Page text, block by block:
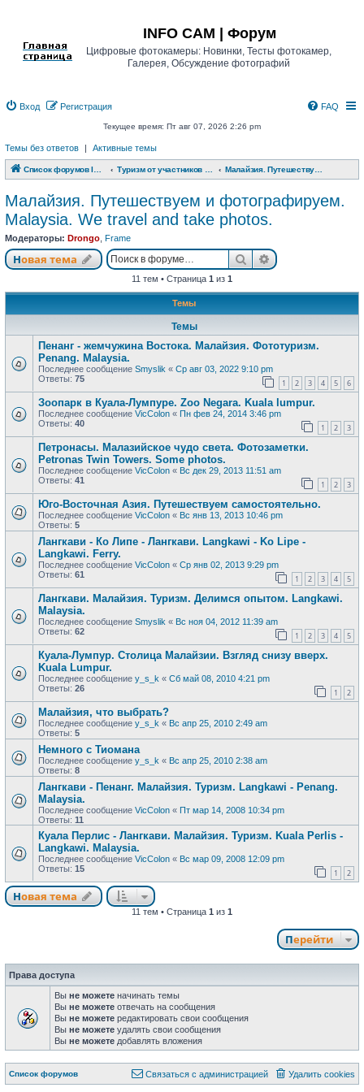
INFO CAM | Форум
Цифровые фотокамеры: Новинки, Тесты фотокамер,
Галерея, Обсуждение фотографий
Вход Регистрация FAQ
Текущее время: Пт авг 07, 2026 2:26 pm
Темы без ответов | Активные темы
Список форумов INFO CAM | Форум
Малайзия. Путешествуем и фотографируем.
Malaysia. We travel and take photos.
Модераторы: Drongo Frame
Новая тема
Новая тема ПоискРасширенный
11 тем • Страница 1 из 1
Темы
Темы
Пенанг - жемчужина Востока. Малайзия. Фототуризм.
Penang. Malaysia.
Последнее сообщение Smyslik « Ср авг 03, 2022 9:10 pm
Ответы: 75 1 2 3 4 5 6
Зоопарк в Куала-Лумпуре. Zoo Negara. Kuala lumpur.
Последнее сообщение VicColon « Пн фев 24, 2014 3:46 pm
Ответы: 40 1 2 3
Петронасы. Малазийское чудо света. Фотозаметки.
Petronas Twin Towers. Some photos.
Последнее сообщение VicColon « Вс дек 29, 2013 11:51 am
Ответы: 41 1 2 3
Юго-Восточная Азия. Путешествуем самостоятельно.
Последнее сообщение VicColon « Вс янв 13, 2013 10:46 pm
Ответы: 5
Лангкави - Ко Липе - Лангкави. Langkawi - Ko Lipe -
Langkawi. Ferry.
Последнее сообщение VicColon « Ср янв 02, 2013 9:29 pm
Ответы: 61 1 2 3 4 5
Лангкави. Малайзия. Туризм. Делимся опытом. Langkawi.
Malaysia.
Последнее сообщение Smyslik « Вс ноя 04, 2012 11:39 am
Ответы: 62 1 2 3 4 5
Куала-Лумпур. Столица Малайзии. Взгляд снизу вверх.
Kuala Lumpur.
Последнее сообщение y_s_k « Сб май 08, 2010 4:21 pm
Ответы: 26 1 2
Малайзия, что выбрать?
Последнее сообщение y_s_k « Вс апр 25, 2010 2:49 am
Ответы: 5
Немного с Тиомана
Последнее сообщение y_s_k « Вс апр 25, 2010 2:38 am
Ответы: 8
Лангкави - Пенанг. Малайзия. Туризм. Langkawi - Penang.
Malaysia.
Последнее сообщение VicColon « Пт мар 14, 2008 10:34 pm
Ответы: 11
Куала Перлис - Лангкави. Малайзия. Туризм. Kuala Perlis -
Langkawi. Malaysia.
Последнее сообщение VicColon « Вс мар 09, 2008 12:09 pm
Ответы: 15 1 2
Новая тема
Новая тема
11 тем • Страница 1 из 1
Перейти
Права доступа
Вы не можете начинать темы
Вы не можете отвечать на сообщения
Вы не можете редактировать свои сообщения
Вы не можете удалять свои сообщения
Вы не можете добавлять вложения
Список форумов Удалить cookies
Связаться с
Связаться с администрацией